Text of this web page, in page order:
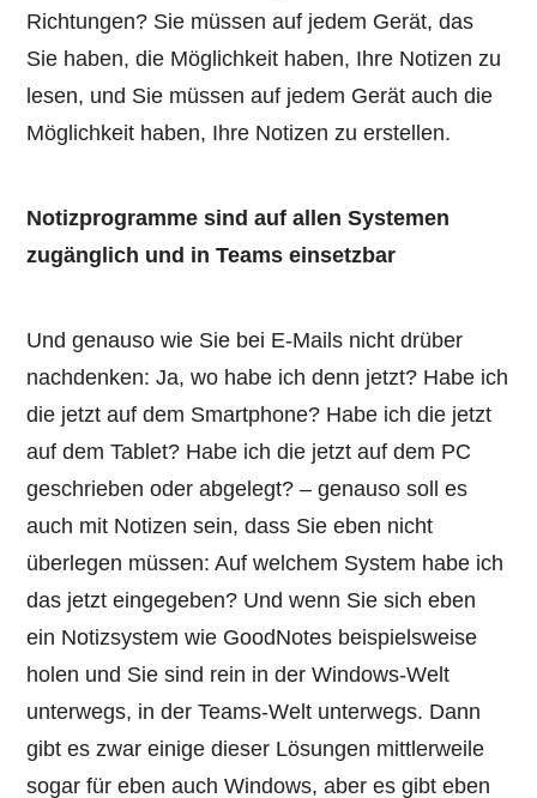
Richtungen? Sie müssen auf jedem Gerät, das
Sie haben, die Möglichkeit haben, Ihre Notizen zu
lesen, und Sie müssen auf jedem Gerät auch die
Möglichkeit haben, Ihre Notizen zu erstellen.
Notizprogramme sind auf allen Systemen
zugänglich und in Teams einsetzbar
Und genauso wie Sie bei E-Mails nicht drüber
nachdenken: Ja, wo habe ich denn jetzt? Habe ich
die jetzt auf dem Smartphone? Habe ich die jetzt
auf dem Tablet? Habe ich die jetzt auf dem PC
geschrieben oder abgelegt? – genauso soll es
auch mit Notizen sein, dass Sie eben nicht
überlegen müssen: Auf welchem System habe ich
das jetzt eingegeben? Und wenn Sie sich eben
ein Notizsystem wie GoodNotes beispielsweise
holen und Sie sind rein in der Windows-Welt
unterwegs, in der Teams-Welt unterwegs. Dann
gibt es zwar einige dieser Lösungen mittlerweile
sogar für eben auch Windows, aber es gibt eben